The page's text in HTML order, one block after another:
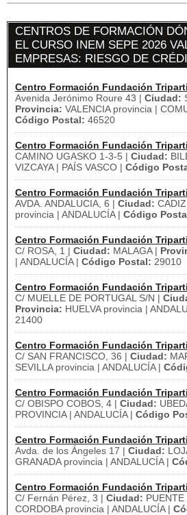
CENTROS DE FORMACIÓN
EL CURSO INEM SEPE 2026
EMPRESAS: RIESGO DE
Centro Formación Fundación
Avenida Jerónimo Roure 43 | Ciudad:
Provincia: VALENCIA provincia |
Código Postal: 46520
Centro Formación Fundación
CAMINO UGASKO 1-3-5 | Ciudad:
VIZCAYA | PAÍS VASCO | Código
Centro Formación Fundación
AVDA. ANDALUCIA, 6 | Ciudad:
provincia | ANDALUCÍA | Código
Centro Formación Fundación
C/ ROSA, 1 | Ciudad: MALAGA |
| ANDALUCÍA | Código Postal: 29010
Centro Formación Fundación
C/ MUELLE DE PORTUGAL S/N |
Provincia: HUELVA provincia |
21400
Centro Formación Fundación
C/ SAN FRANCISCO, 36 | Ciudad:
SEVILLA provincia | ANDALUCÍA |
Centro Formación Fundación
C/ OBISPO COBOS, 4 | Ciudad:
PROVINCIA | ANDALUCÍA | Código
Centro Formación Fundación
Avda. de los Ángeles 17 | Ciudad:
GRANADA provincia | ANDALUCÍA |
Centro Formación Fundación
C/ Fernán Pérez, 3 | Ciudad: PUENTE
CORDOBA provincia | ANDALUCÍA |